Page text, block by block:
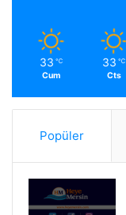
33 ℃
Cum
33 ℃
Cts
Popüler